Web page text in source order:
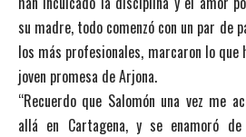
su madre, todo comenzó con un par de
los más profesionales, marcaron lo
joven promesa de Arjona.
“Recuerdo que Salomón una vez me
allá en Cartagena, y se enamoró